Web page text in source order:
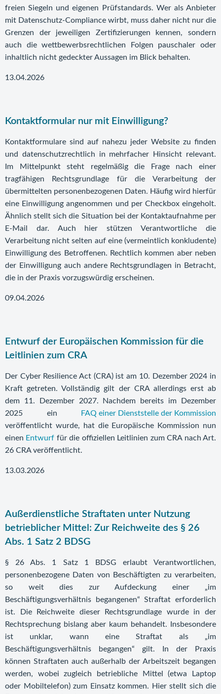
freien Siegeln und eigenen Prüfstandards. Wer als Anbieter
mit Datenschutz-Compliance wirbt, muss daher nicht nur die
Grenzen der jeweiligen Zertifizierungen kennen, sondern
auch die wettbewerbsrechtlichen Folgen pauschaler oder
inhaltlich nicht gedeckter Aussagen im Blick behalten.
13.04.2026
Kontaktformular nur mit Einwilligung?
Kontaktformulare sind auf nahezu jeder Website zu finden
und datenschutzrechtlich in mehrfacher Hinsicht relevant.
Im Mittelpunkt steht regelmäßig die Frage nach einer
tragfähigen Rechtsgrundlage für die Verarbeitung der
übermittelten personenbezogenen Daten. Häufig wird hierfür
eine Einwilligung angenommen und per Checkbox eingeholt.
Ähnlich stellt sich die Situation bei der Kontaktaufnahme per
E-Mail dar. Auch hier stützen Verantwortliche die
Verarbeitung nicht selten auf eine (vermeintlich konkludente)
Einwilligung des Betroffenen. Rechtlich kommen aber neben
der Einwilligung auch andere Rechtsgrundlagen in Betracht,
die in der Praxis vorzugswürdig erscheinen.
09.04.2026
Entwurf der Europäischen Kommission für die
Leitlinien zum CRA
Der Cyber Resilience Act (CRA) ist am 10. Dezember 2024 in
Kraft getreten. Vollständig gilt der CRA allerdings erst ab
dem 11. Dezember 2027. Nachdem bereits im Dezember
2025 ein
FAQ einer Dienststelle der Kommission
veröffentlicht wurde, hat die Europäische Kommission nun
einen Entwurf für die offiziellen Leitlinien zum CRA nach Art.
26 CRA veröffentlicht.
13.03.2026
Außerdienstliche Straftaten unter Nutzung
betrieblicher Mittel: Zur Reichweite des § 26
Abs. 1 Satz 2 BDSG
§ 26 Abs. 1 Satz 1 BDSG erlaubt Verantwortlichen,
personenbezogene Daten von Beschäftigten zu verarbeiten,
so weit dies zur Aufdeckung einer „im
Beschäftigungsverhältnis begangenen“ Straftat erforderlich
ist. Die Reichweite dieser Rechtsgrundlage wurde in der
Rechtsprechung bislang aber kaum behandelt. Insbesondere
ist unklar, wann eine Straftat als „im
Beschäftigungsverhältnis begangen“ gilt. In der Praxis
können Straftaten auch außerhalb der Arbeitszeit begangen
werden, wobei zugleich betriebliche Mittel (etwa Laptop
oder Mobiltelefon) zum Einsatz kommen. Hier stellt sich die